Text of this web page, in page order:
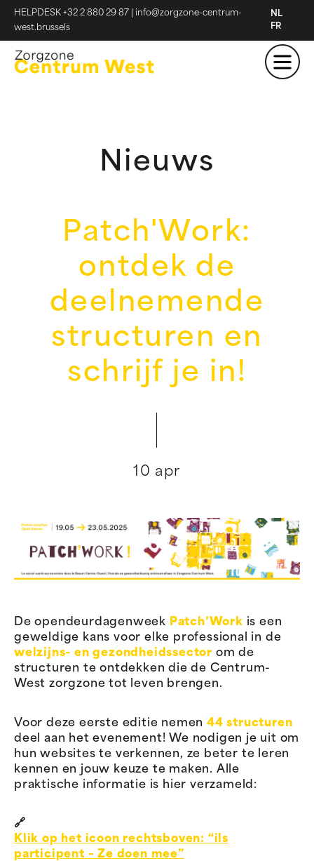
HELPDESK +32 2 880 29 87
info@zorgzone-centrum-
west.brussels
NL
FR
Nieuws
Patch'Work:
ontdek de
deelnemende
structuren en
schrijf je in!
10 apr
De opendeurdagenweek Patch’Work is een
geweldige kans voor elke professional in de
welzijns- en gezondheidssector om de
structuren te ontdekken die de Centrum-
West zorgzone tot leven brengen.
Voor deze eerste editie nemen 44 structuren
deel aan het evenement! We nodigen je uit om
hun websites te verkennen, ze beter te leren
kennen en jouw keuze te maken. Alle
praktische informatie is hier verzameld:
🔗
Klik op het icoon rechtsboven: “ils
participent – Ze doen mee”